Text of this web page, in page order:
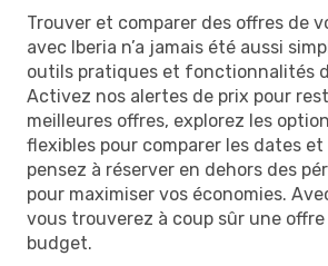
Trouver et comparer des offres de
avec Iberia n’a jamais été aussi
outils pratiques et fonctionnalités
Activez nos alertes de prix pour
meilleures offres, explorez les
flexibles pour comparer les dates et
pensez à réserver en dehors des
pour maximiser vos économies.
vous trouverez à coup sûr une
budget.